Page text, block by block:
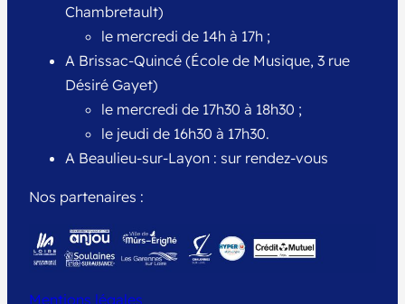
Chambretault)
le mercredi de 14h à 17h ;
A Brissac-Quincé (École de Musique, 3 rue
Désiré Gayet)
le mercredi de 17h30 à 18h30 ;
le jeudi de 16h30 à 17h30.
A Beaulieu-sur-Layon : sur rendez-vous
Nos partenaires :
Mentions légales